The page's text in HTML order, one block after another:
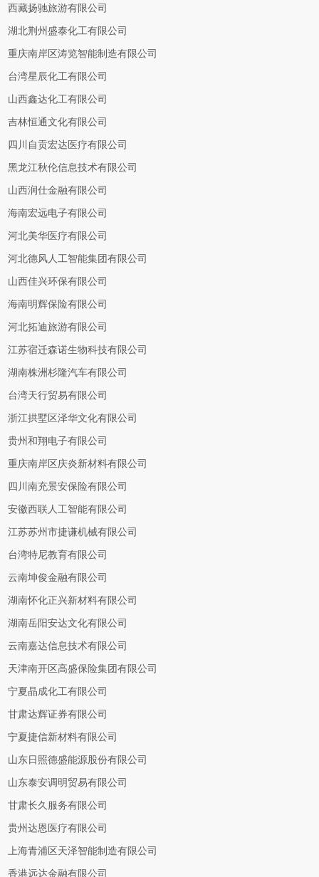
西藏扬驰旅游有限公司
湖北荆州盛泰化工有限公司
重庆南岸区涛览智能制造有限公司
台湾星辰化工有限公司
山西鑫达化工有限公司
吉林恒通文化有限公司
四川自贡宏达医疗有限公司
黑龙江秋伦信息技术有限公司
山西润仕金融有限公司
海南宏远电子有限公司
河北美华医疗有限公司
河北德风人工智能集团有限公司
山西佳兴环保有限公司
海南明辉保险有限公司
河北拓迪旅游有限公司
江苏宿迁森诺生物科技有限公司
湖南株洲杉隆汽车有限公司
台湾天行贸易有限公司
浙江拱墅区泽华文化有限公司
贵州和翔电子有限公司
重庆南岸区庆炎新材料有限公司
四川南充景安保险有限公司
安徽西联人工智能有限公司
江苏苏州市捷谦机械有限公司
台湾特尼教育有限公司
云南坤俊金融有限公司
湖南怀化正兴新材料有限公司
湖南岳阳安达文化有限公司
云南嘉达信息技术有限公司
天津南开区高盛保险集团有限公司
宁夏晶成化工有限公司
甘肃达辉证券有限公司
宁夏捷信新材料有限公司
山东日照德盛能源股份有限公司
山东泰安调明贸易有限公司
甘肃长久服务有限公司
贵州达恩医疗有限公司
上海青浦区天泽智能制造有限公司
香港远达金融有限公司